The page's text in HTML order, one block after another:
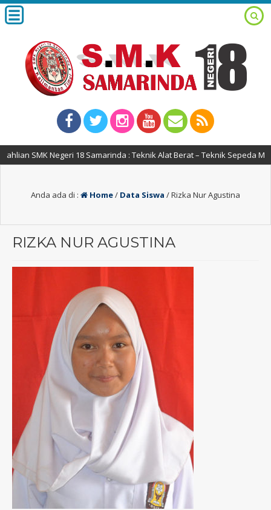
SMK Negeri 18 Samarinda : Teknik Alat Berat – Teknik Sepeda
Anda ada di : Home/ Data Siswa /Rizka Nur Agustina
RIZKA NUR AGUSTINA